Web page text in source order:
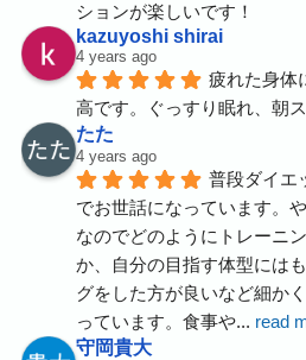
ションが楽しいです！
kazuyoshi shirai
4 years ago
疲れた身体
高です。ぐっすり眠れ、朝
たた
4 years ago
普段ダイエ
でお世話になっています。
なのでどのようにトレーニ
か、自分の目指す体型には
グをした方が良いなど細か
っています。食事や... read
守岡貴大